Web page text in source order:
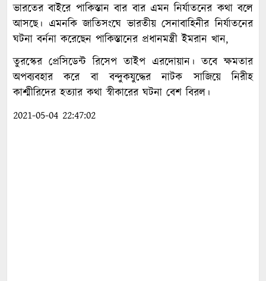
ভারতের বাইরে পাকিস্তান বার বার এমন নির্যাতনের কথা বলে
আসছে। এমনকি জাতিসংঘে ভারতীয় সেনাবাহিনীর নির্যাতনের
ঘটনা বর্ননা করেছেন পাকিস্তানের প্রধানমন্ত্রী ইমরান খান,
তুরস্কের প্রেসিডেন্ট রিসেপ তাইপ এরদোয়ান। তবে ক্ষমতার
অপব্যবহার করে বা বন্দুকযুদ্ধের নাটক সাজিয়ে নিরীহ
কাশ্মীরিদের হত্যার কথা স্বীকারের ঘটনা বেশ বিরল।
2021-05-04 22:47:02